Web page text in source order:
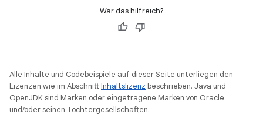
War das hilfreich?
Alle Inhalte und Codebeispiele auf dieser Seite unterliegen den
Lizenzen wie im AbschnittInhaltslizenz beschrieben. Java und
OpenJDK sind Marken oder eingetragene Marken von Oracle
und/oder seinen Tochtergesellschaften.